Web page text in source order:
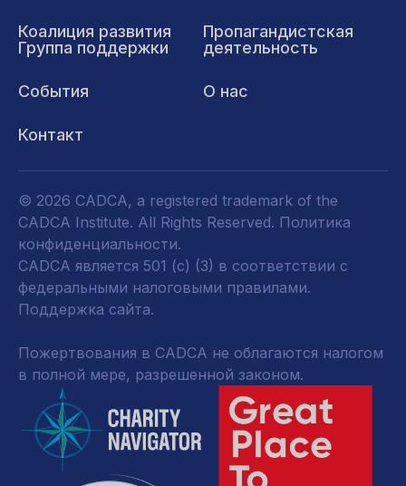
Коалиция развития
Группа поддержки
Пропагандистская
деятельность
События О нас
Контакт
© 2026 CADCA, a registered trademark of the
CADCA Institute. All Rights Reserved. Политика
конфиденциальности.
CADCA является 501 (c) (3) в соответствии с
федеральными налоговыми правилами.
Поддержка сайта.
Пожертвования в CADCA не облагаются налогом
в полной мере, разрешенной законом.